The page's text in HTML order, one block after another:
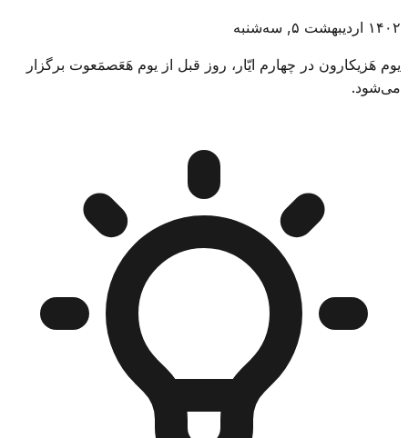
۱۴۰۲ اردیبهشت ۵, سه‌شنبه
یوم هَزیکارون در چهارم ایّار، روز قبل از یوم هَعَصمَعوت برگزار
می‌شود.